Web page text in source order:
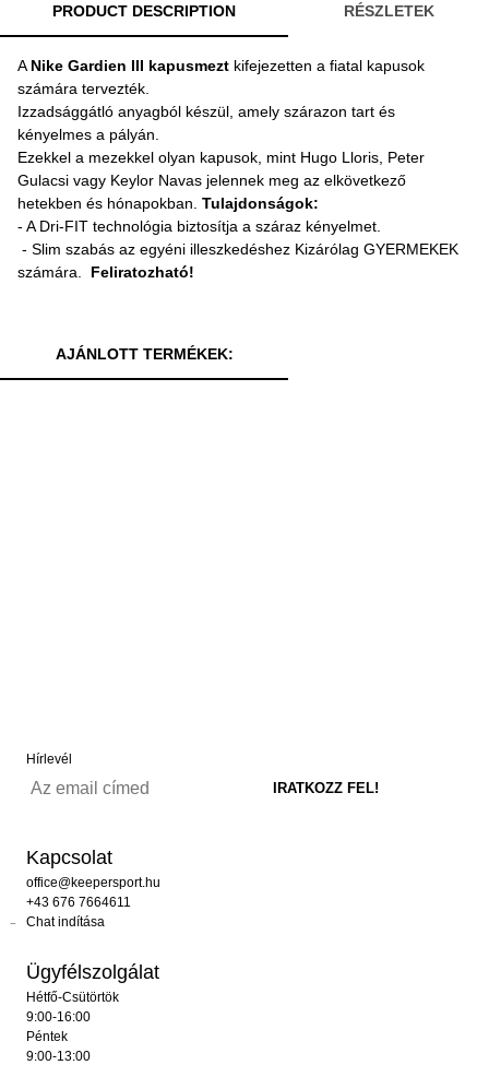
PRODUCT DESCRIPTION RÉSZLETEK
A Nike Gardien III kapusmezt kifejezetten a fiatal kapusok
számára tervezték.
Izzadsággátló anyagból készül, amely szárazon tart és
kényelmes a pályán.
Ezekkel a mezekkel olyan kapusok, mint Hugo Lloris, Peter
Gulacsi vagy Keylor Navas jelennek meg az elkövetkező
hetekben és hónapokban. Tulajdonságok:
- A Dri-FIT technológia biztosítja a száraz kényelmet.
- Slim szabás az egyéni illeszkedéshez Kizárólag GYERMEKEK
számára. Feliratozható!
AJÁNLOTT TERMÉKEK:
Hírlevél
Kapcsolat
office@keepersport.hu
+43 676 7664611
Chat indítása
Ügyfélszolgálat
Hétfő-Csütörtök
9:00-16:00
Péntek
9:00-13:00